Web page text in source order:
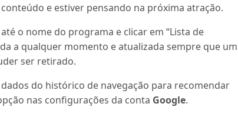
e estiver pensando na próxima atração.
o nome do programa e clicar em “Lista de
a qualquer momento e atualizada sempre que um
ser retirado.
do histórico de navegação para recomendar
nas configurações da conta Google.